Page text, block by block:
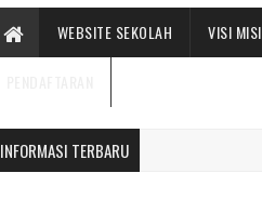
WEBSITE SEKOLAH VISI MISI
INFORMASI TERBARU